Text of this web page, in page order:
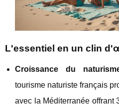
L'essentiel en un clin
Croissance du
tourisme naturiste français
avec la Méditerranée offrant